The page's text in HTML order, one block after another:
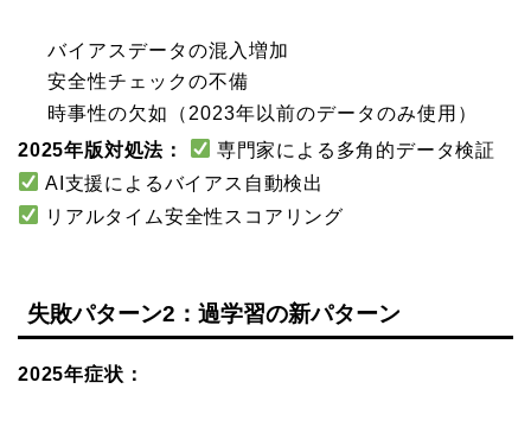
バイアスデータの混入増加
安全性チェックの不備
時事性の欠如（2023年以前のデータのみ使用）
2025年版対処法：
専門家による多角的データ検証
AI支援によるバイアス自動検出
リアルタイム安全性スコアリング
失敗パターン2：過学習の新パターン
2025年症状：